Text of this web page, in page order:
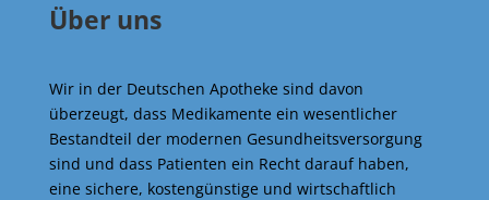
Über uns
Wir in der Deutschen Apotheke sind davon
überzeugt, dass Medikamente ein wesentlicher
Bestandteil der modernen Gesundheitsversorgung
sind und dass Patienten ein Recht darauf haben,
eine sichere, kostengünstige und wirtschaftlich